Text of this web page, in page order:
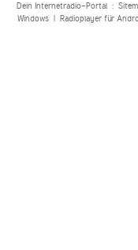
Dein Internetradio-Portal :
Windows| Radioplayer für